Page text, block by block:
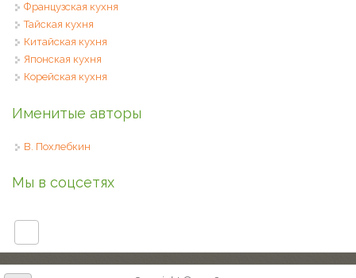
Французская кухня
Тайская кухня
Китайская кухня
Японская кухня
Корейская кухня
Именитые авторы
В. Похлебкин
Мы в соцсетях